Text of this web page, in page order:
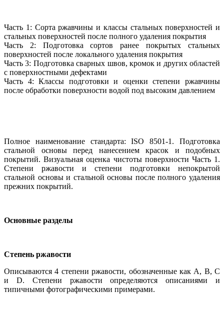
Часть 1: Сорта ржавчины и классы стальных поверхностей и
стальных поверхностей после полного удаления покрытия
Часть 2: Подготовка сортов ранее покрытых стальных
поверхностей после локального удаления покрытия
Часть 3: Подготовка сварных швов, кромок и других областей
с поверхностными дефектами
Часть 4: Классы подготовки и оценки степени ржавчины
после обработки поверхности водой под высоким давлением
Полное наименование стандарта: ISO 8501-1. Подготовка
стальной основы перед нанесением красок и подобных
покрытий. Визуальная оценка чистоты поверхности Часть 1.
Степени ржавости и степени подготовки непокрытой
стальной основы и стальной основы после полного удаления
прежних покрытий.
Основные разделы
Степень ржавости
Описываются 4 степени ржавости, обозначенные как А, В, С
и D. Степени ржавости определяются описаниями и
типичными фотографи­ческими примерами.